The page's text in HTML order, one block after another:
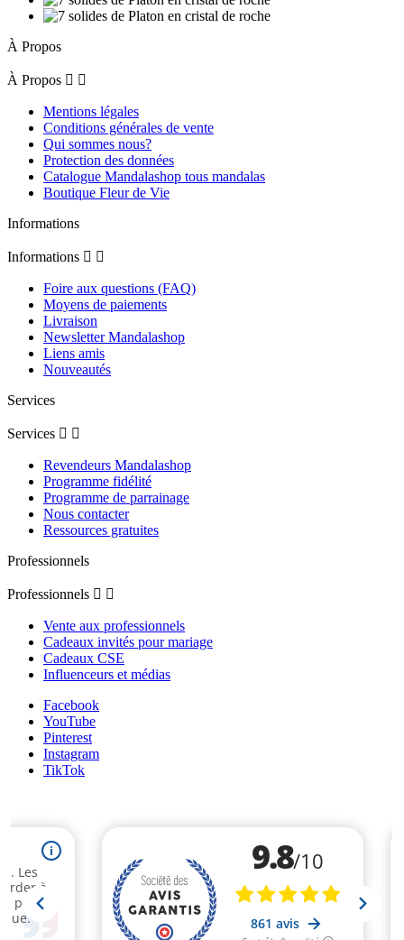
À Propos
À Propos  
Mentions légales
Conditions générales de vente
Qui sommes nous?
Protection des données
Catalogue Mandalashop tous mandalas
Boutique Fleur de Vie
Informations
Informations  
Foire aux questions (FAQ)
Moyens de paiements
Livraison
Newsletter Mandalashop
Liens amis
Nouveautés
Services
Services  
Revendeurs Mandalashop
Programme fidélité
Programme de parrainage
Nous contacter
Ressources gratuites
Professionnels
Professionnels  
Vente aux professionnels
Cadeaux invités pour mariage
Cadeaux CSE
Influenceurs et médias
Facebook
YouTube
Pinterest
Instagram
TikTok